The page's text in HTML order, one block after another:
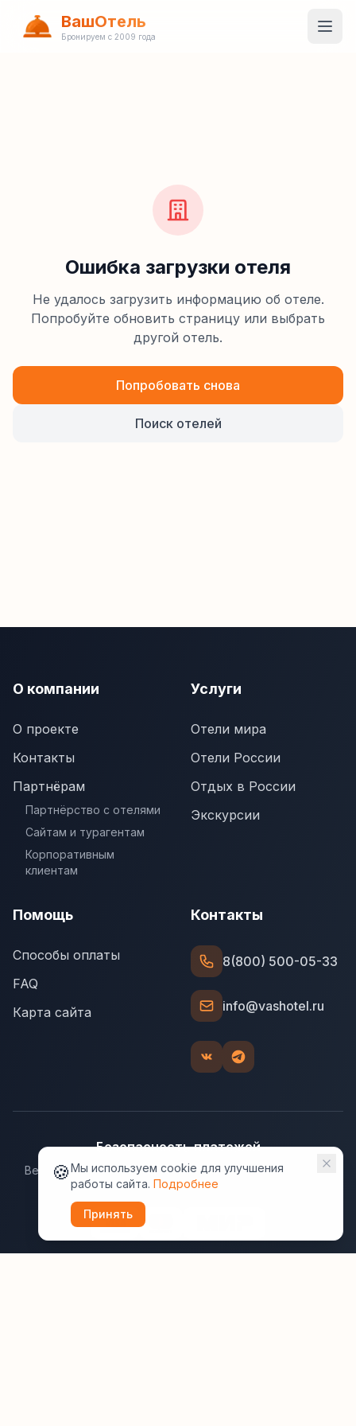
ВашОтель
Бронируем с 2009 года
Ошибка загрузки отеля
Не удалось загрузить информацию об отеле.
Попробуйте обновить страницу или выбрать
другой отель.
Попробовать снова
Поиск отелей
О компании
О проекте
Контакты
Партнёрам
Партнёрство с отелями
Сайтам и турагентам
Корпоративным
клиентам
Услуги
Отели мира
Отели России
Отдых в России
Экскурсии
Помощь
Способы оплаты
FAQ
Карта сайта
Контакты
8(800) 500-05-33
info@vashotel.ru
Безопасность платежей
Ведущие платёжные системы гарантируют надёжную
защиту данных.
🍪Мы используем cookie для улучшения
работы сайта. Подробнее
Принять